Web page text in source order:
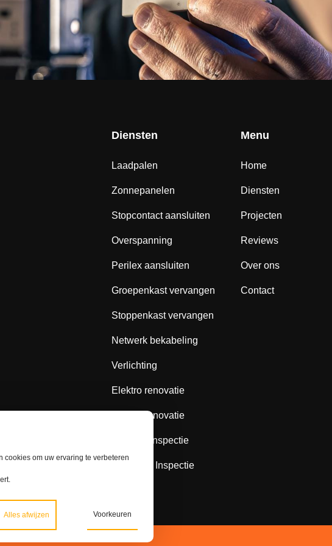
Diensten
Laadpalen
Zonnepanelen
Stopcontact aansluiten
Overspanning
Perilex aansluiten
Groepenkast vervangen
Stoppenkast vervangen
Netwerk bekabeling
Verlichting
Elektro renovatie
Elektro renovatie
Scope 8 Inspectie
Scope 10 Inspectie
Menu
Home
Diensten
Projecten
Reviews
Over ons
Contact
cookies om uw ervaring te verbeteren
Alles afwijzen Voorkeuren